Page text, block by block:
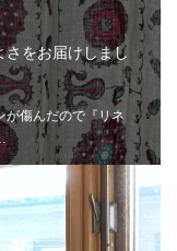
さをお届けしまし
が傷んだので『リネ